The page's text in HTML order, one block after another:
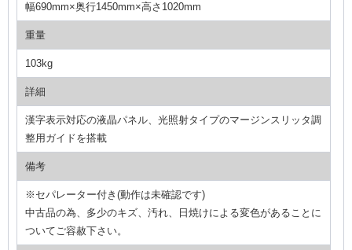
幅690mm×奥行1450mm×高さ1020mm
重量
103kg
詳細
漢字表示対応の液晶パネル、光照射タイプのマージンスリッタ調
整用ガイドを搭載
備考
※セパレーター付き(動作は未確認です)
中古品の為、多少のキズ、汚れ、日焼けによる変色があることに
ついてご容赦下さい。